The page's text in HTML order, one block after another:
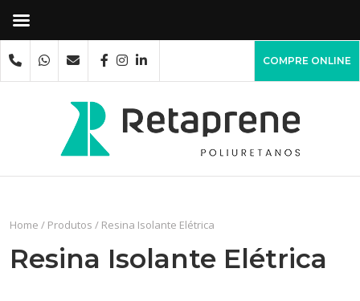
COMPRE ONLINE
Home / Produtos / Resina Isolante Elétrica
Resina Isolante Elétrica